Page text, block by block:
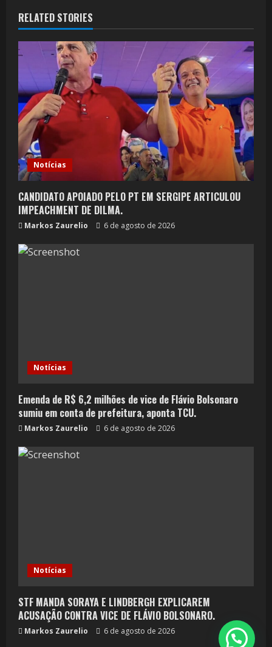
RELATED STORIES
Notícias
CANDIDATO APOIADO PELO PT EM SERGIPE ARTICULOU
IMPEACHMENT DE DILMA.
Markos Zaurelio 6 de agosto de 2026
Notícias
Emenda de R$ 6,2 milhões de vice de Flávio Bolsonaro
sumiu em conta de prefeitura, aponta TCU.
Markos Zaurelio 6 de agosto de 2026
Notícias
STF MANDA SORAYA E LINDBERGH EXPLICAREM
ACUSAÇÃO CONTRA VICE DE FLÁVIO BOLSONARO.
Markos Zaurelio 6 de agosto de 2026